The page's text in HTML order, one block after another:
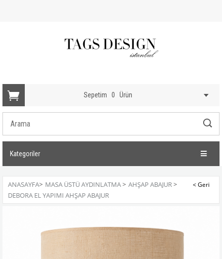
Sepetim 0 Ürün
Kategoriler
ANASAYFA> MASA ÜSTÜ AYDINLATMA> AHŞAP ABAJUR>
DEBORA EL YAPIMI AHŞAP ABAJUR